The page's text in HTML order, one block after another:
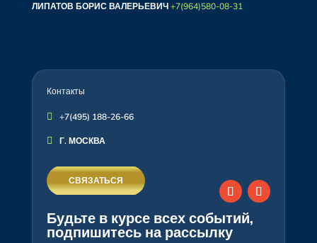
ЛИПАТОВ БОРИС ВАЛЕРЬЕВИЧ +7(964)580-08-31
Контакты
 +7(495) 188-26-66
 Г. МОСКВА
СВЯЗАТЬСЯ
Будьте в курсе всех событий,
подпишитесь на рассылку